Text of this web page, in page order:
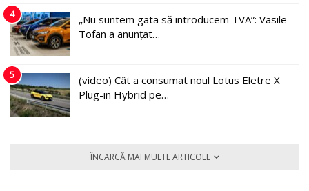
4
„Nu suntem gata să introducem TVA”: Vasile
Tofan a anunțat…
5
(video) Cât a consumat noul Lotus Eletre X
Plug-in Hybrid pe…
ÎNCARCĂ MAI MULTE ARTICOLE